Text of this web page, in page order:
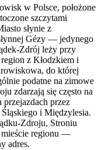
w Polsce, położone
szczytami
słynie z
Gézy — jedynego
Zdrój leży przy
z Kłodzkiem i
do której
podatne na zimowe
zdarzają się często na
przez
i Międzylesia.
Zdroju, Stroniu
mieście regionu —
adres.